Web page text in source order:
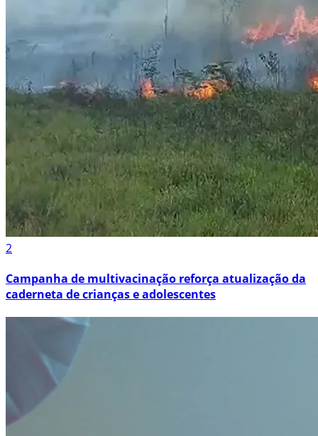
2
Campanha de multivacinação reforça atualização da
caderneta de crianças e adolescentes